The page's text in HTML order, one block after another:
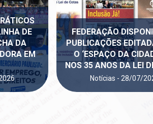
DE
DA
EM
FEDERAÇÃO
PUBLICAÇÕES
O ‘ESPAÇO DA
NOS 35 ANOS DA LEI
Notícias - 28/07/